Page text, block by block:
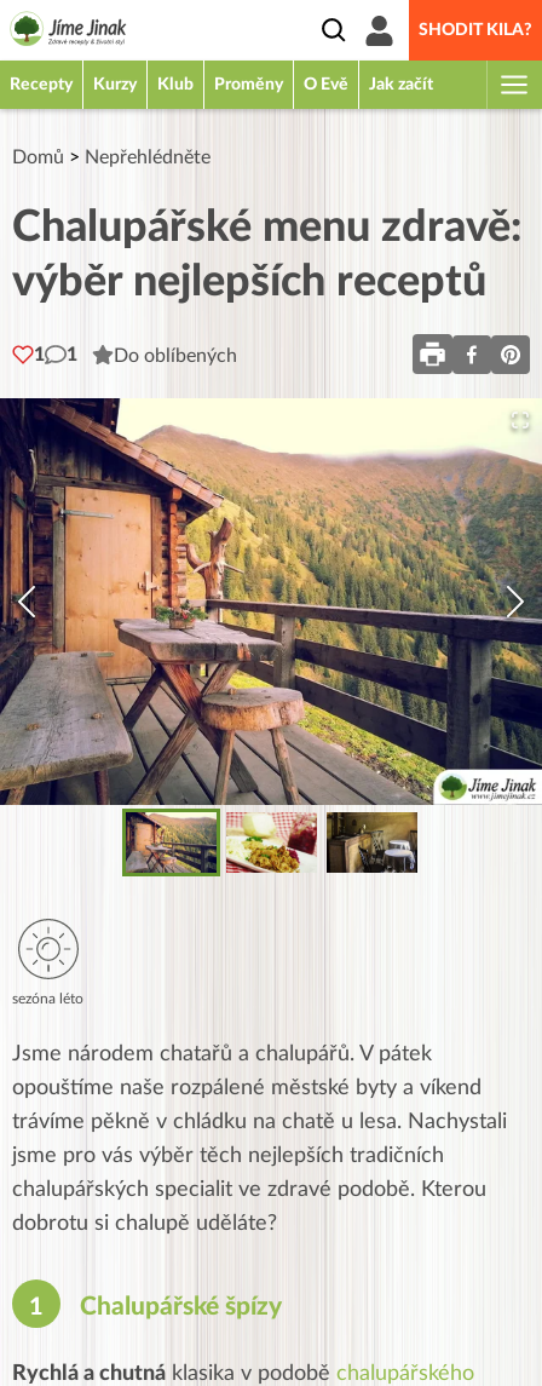
SHODIT KILA?
Recepty Kurzy Klub Proměny O Evě Jak začít
Domů > Nepřehlédněte
Chalupářské menu zdravě:
výběr nejlepších receptů
1 1 Do oblíbených
sezóna léto
Jsme národem chatařů a chalupářů. V pátek
opouštíme naše rozpálené městské byty a víkend
trávíme pěkně v chládku na chatě u lesa. Nachystali
jsme pro vás výběr těch nejlepších tradičních
chalupářských specialit ve zdravé podobě. Kterou
dobrotu si chalupě uděláte?
Chalupářské špízy
Rychlá a chutná klasika v podobě chalupářského